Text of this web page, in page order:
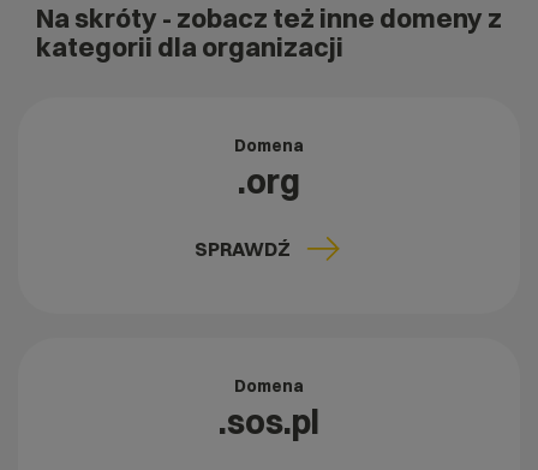
Na skróty - zobacz też inne domeny z
kategorii dla organizacji
Domena
.org
SPRAWDŹ
Domena
.sos.pl